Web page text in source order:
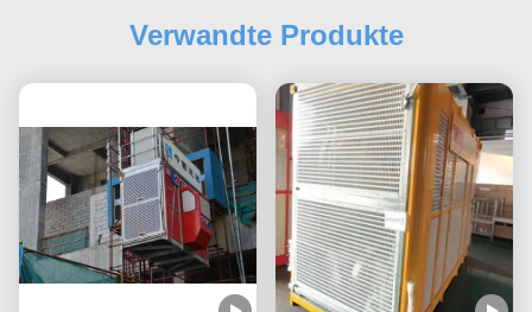
Verwandte Produkte